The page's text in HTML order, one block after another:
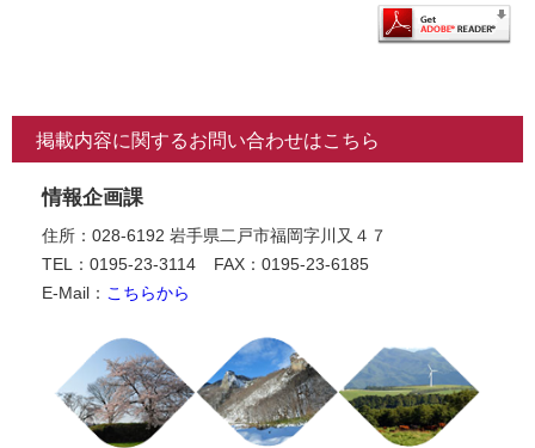
掲載内容に関するお問い合わせはこちら
情報企画課
住所：028-6192 岩手県二戸市福岡字川又４７
TEL：0195-23-3114
FAX：0195-23-6185
E-Mail： こちらから